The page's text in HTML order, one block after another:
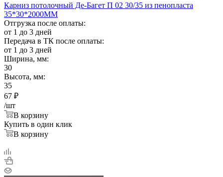
Карниз потолочный Де-Багет П 02 30/35 из пенопласта
35*30*2000ММ
Отгрузка после оплаты:
от 1 до 3 дней
Передача в ТК после оплаты:
от 1 до 3 дней
Ширина, мм:
30
Высота, мм:
35
67 ₽
/шт
В корзину
Купить в один клик
В корзину